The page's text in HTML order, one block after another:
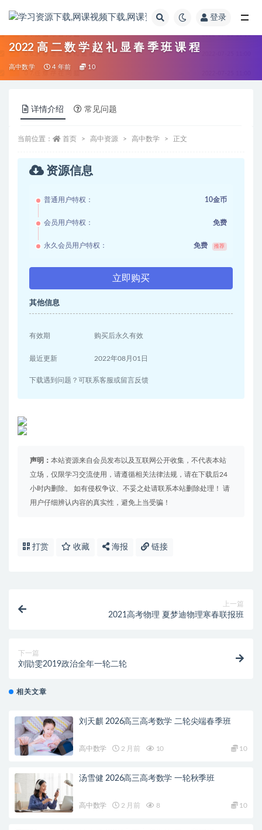
登录
2022 高 二 数 学 赵 礼 显 春 季 班 课 程
高中数学 4 年前 10
详情介绍 常见问题
当前位置： 首页 高中资源 高中数学 正文
资源信息
普通用户特权： 10金币
会员用户特权： 免费
永久会员用户特权： 免费 推荐
立即购买
其他信息
有效期 购买后永久有效
最近更新 2022年08月01日
下载遇到问题？可联系客服或留言反馈
声明： 本站资源来自会员发布以及互联网公开收集，不代表本站
立场，仅限学习交流使用，请遵循相关法律法规，请在下载后24
小时内删除。 如有侵权争议、不妥之处请联系本站删除处理！ 请
用户仔细辨认内容的真实性，避免上当受骗！
打赏 收藏 海报 链接
上一篇
2021高考物理 夏梦迪物理寒春联报班
下一篇
刘勖雯2019政治全年一轮二轮
相关文章
刘天麒 2026高三高考数学 二轮尖端春季班
高中数学 2 月前 10 10
汤雪健 2026高三高考数学 一轮秋季班
高中数学 2 月前 8 10